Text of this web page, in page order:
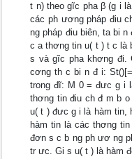
t n) theo gĩc pha β (g i
các ph ương pháp điu
ng pháp điu biên, ta bi
c a thơng tin u( t ) t c là
s và gĩc pha khơng
cơng th c bi n đ i:
trong đĩ: M 0 = đưc g i
thơng tin điu ch đ m b
u( t ) đưc g i là hàm tin,
hàm tin là các thơng
đơn s c b ng ph ươ ng
tr ưc. Gi s u( t ) là hàm